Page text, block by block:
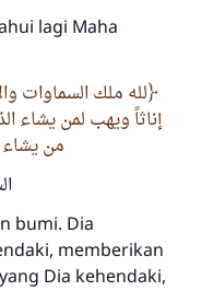
lagi Maha
لله ملك السماوات
إناثاً ويهب لمن يشاء
من يشاء
bumi. Dia
memberikan
Dia kehendaki,